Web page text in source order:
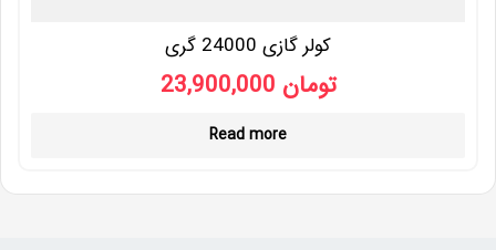
کولر گازی 24000 گری
تومان
Read more